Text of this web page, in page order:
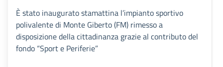
È stato inaugurato stamattina l’impianto sportivo
polivalente di Monte Giberto (FM) rimesso a
disposizione della cittadinanza grazie al contributo del
fondo “Sport e Periferie”